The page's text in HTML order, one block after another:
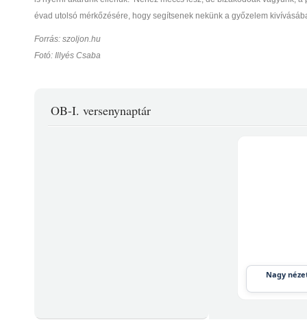
évad utolsó mérkőzésére, hogy segítsenek nekünk a győzelem
Forrás: szoljon.hu
Fotó: Illyés Csaba
OB-I. versenynaptár
Nagy